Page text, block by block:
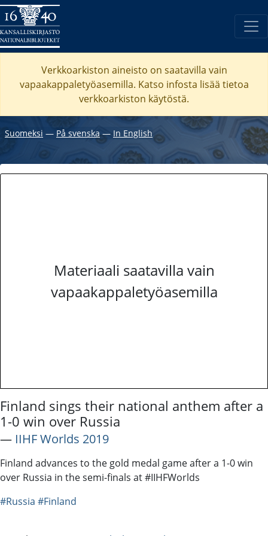
Verkkoarkiston aineisto on saatavilla vain
vapaakappaletyöasemilla. Katso infosta lisää tietoa
verkkoarkiston käytöstä.
Suomeksi ― På svenska― In English
Materiaali saatavilla vain
vapaakappaletyöasemilla
Finland sings their national anthem after a
1-0 win over Russia
― IIHF Worlds 2019
Finland advances to the gold medal game after a 1-0 win
over Russia in the semi-finals at #IIHFWorlds
#Russia #Finland